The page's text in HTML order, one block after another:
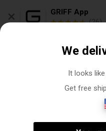
× GRIFF App
(26)
Becher,
We
It looks like
Get free